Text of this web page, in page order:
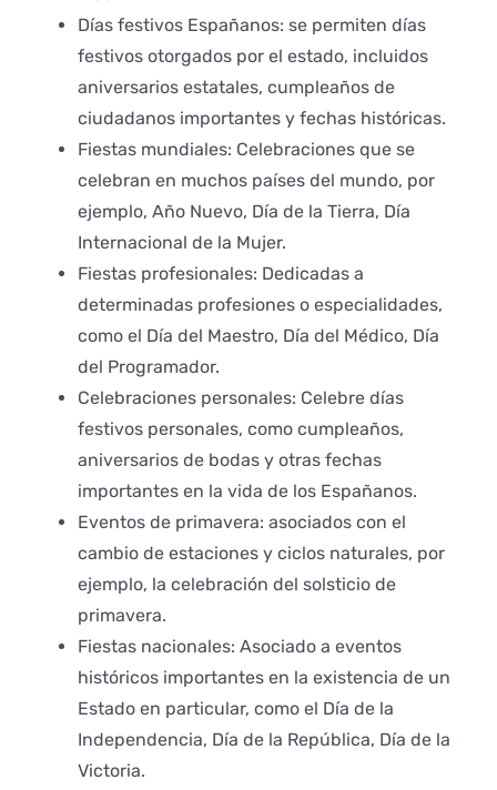
Días festivos Españanos: se permiten días
festivos otorgados por el estado, incluidos
aniversarios estatales, cumpleaños de
ciudadanos importantes y fechas históricas.
Fiestas mundiales: Celebraciones que se
celebran en muchos países del mundo, por
ejemplo, Año Nuevo, Día de la Tierra, Día
Internacional de la Mujer.
Fiestas profesionales: Dedicadas a
determinadas profesiones o especialidades,
como el Día del Maestro, Día del Médico, Día
del Programador.
Celebraciones personales: Celebre días
festivos personales, como cumpleaños,
aniversarios de bodas y otras fechas
importantes en la vida de los Españanos.
Eventos de primavera: asociados con el
cambio de estaciones y ciclos naturales, por
ejemplo, la celebración del solsticio de
primavera.
Fiestas nacionales: Asociado a eventos
históricos importantes en la existencia de un
Estado en particular, como el Día de la
Independencia, Día de la República, Día de la
Victoria.